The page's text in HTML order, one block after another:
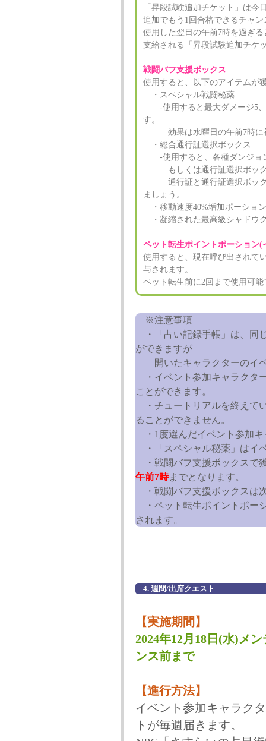
「昇段試験追加チケット」は今
追加でもう1回合格できるチャ
使用した翌日の午前7時を過ぎ
支給される「昇段試験追加チケ
戦闘バフ支援ボックス
使用すると、以下のアイテムが
・スペシャル戦闘秘薬
‐使用すると最大ダメージ5、
す。
効果は水曜日の午前7時に
・総合通行証選択ボックス
‐使用すると、各種ダンジョ
もしくは通行証選択ボック
通行証と通行証選択ボック
ましょう。
・移動速度40%増加ポーショ
・凝縮された最高級シャドウ
ペット転生ポイントポーション(
使用すると、現在呼び出されて
与されます。
ペット転生前に2回まで使用可能
※注意事項
・「占い記録手帳」は、同
ができますが
開いたキャラクターのイベ
・イベント参加キャラクタ
ことができます。
・チュートリアルを終えて
ることができません。
・1度選んだイベント参加
・「スペシャル秘薬」はイ
・戦闘バフ支援ボックスで
午前7時までとなります。
・戦闘バフ支援ボックスは
・ペット転生ポイントポー
されます。
4. 週間/出席クエスト
【実施期間】
2024年12月18日(水)メ
ンス前まで
【進行方法】
イベント参加キャラク
トが毎週届きます。